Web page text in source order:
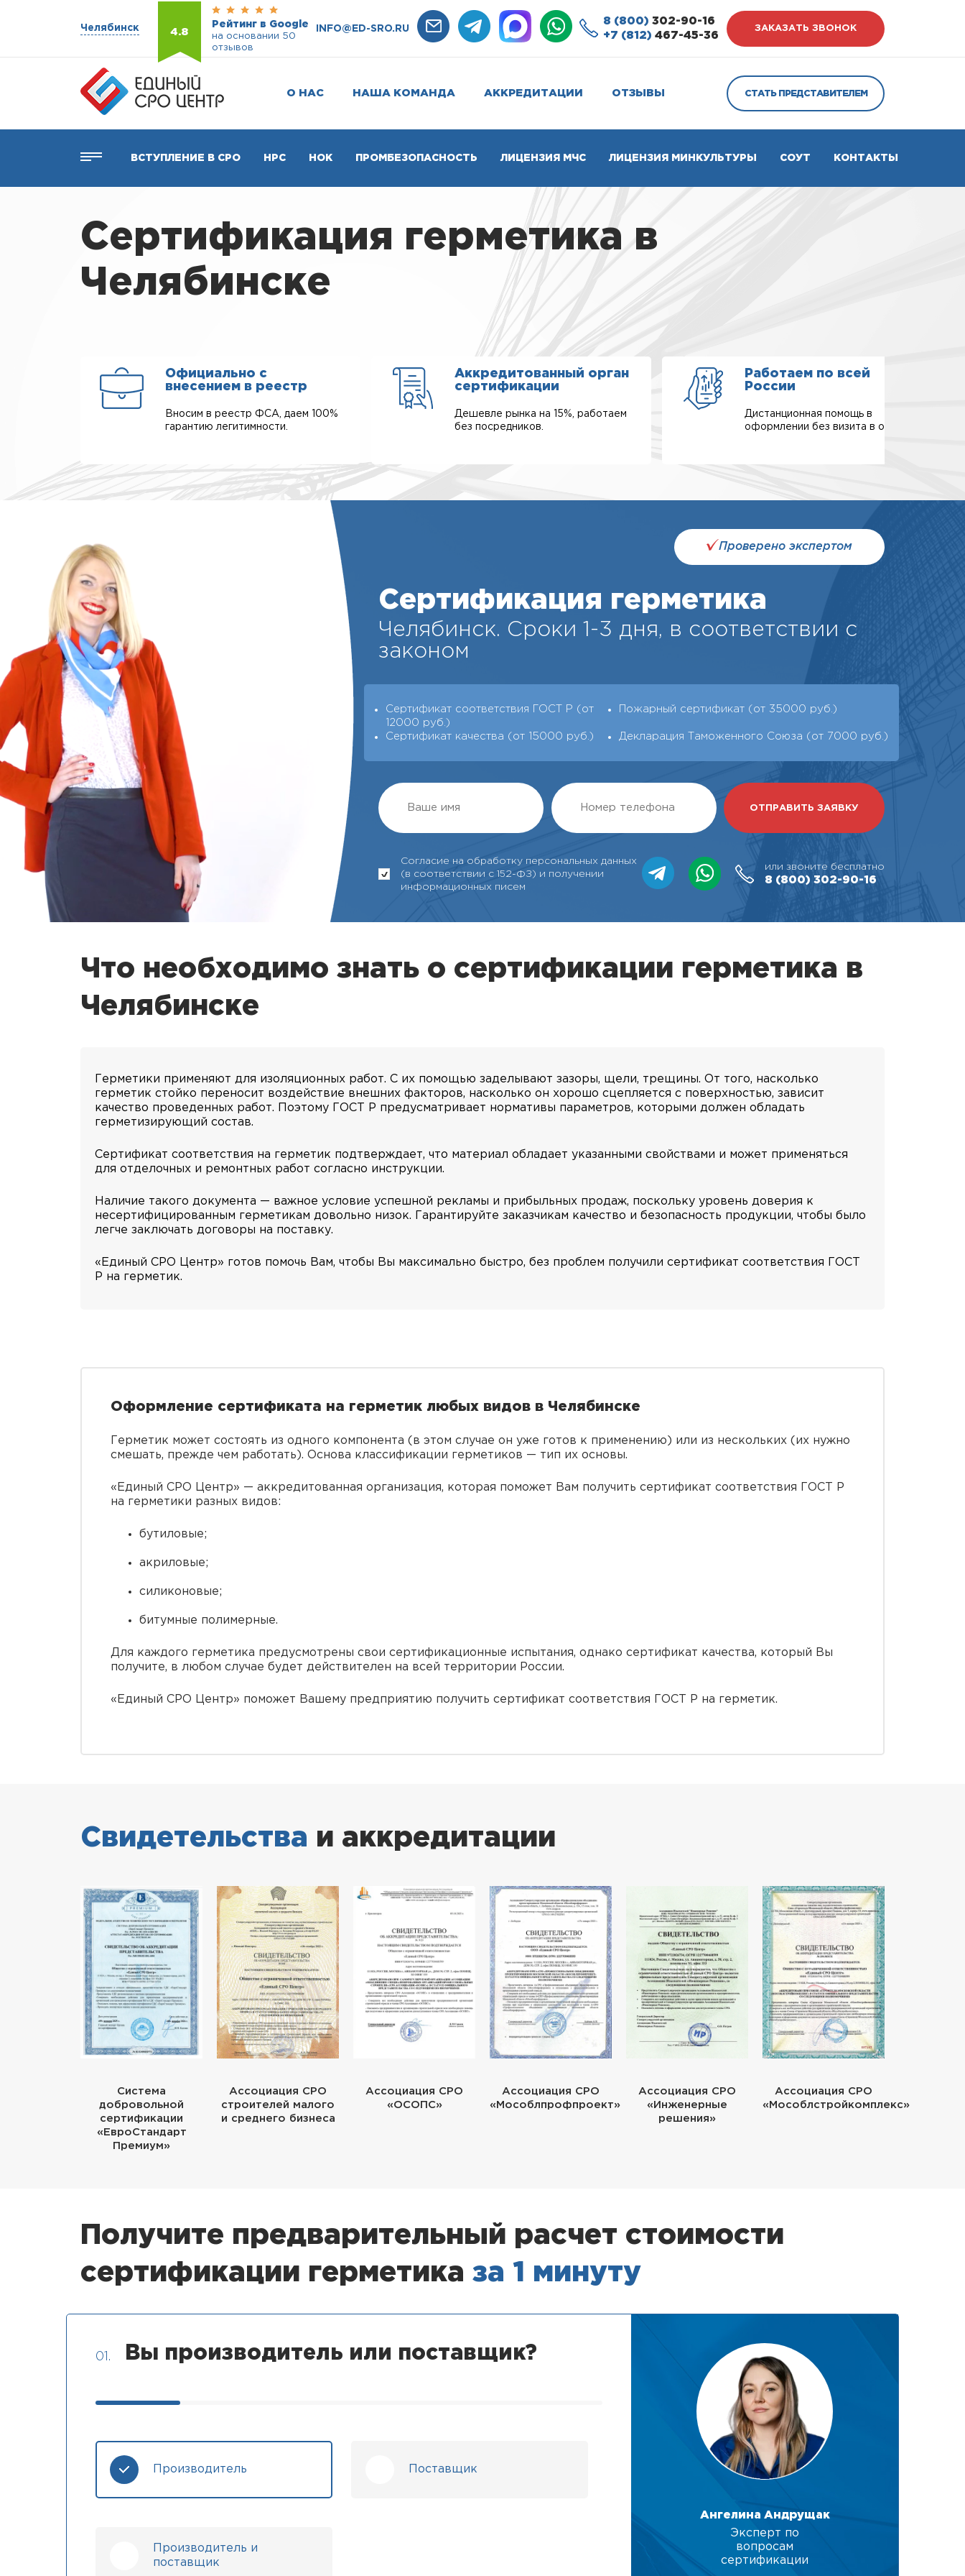
Челябинск 4.8
Рейтинг в Google
на основании 50
отзывов
INFO@ED-SRO.RU
8 (800) 302-90-16
+7 (812) 467-45-36
ЗАКАЗАТЬ ЗВОНОК
О НАС НАША КОМАНДА АККРЕДИТАЦИИ ОТЗЫВЫ СТАТЬ ПРЕДСТАВИТЕЛЕМ
ВСТУПЛЕНИЕ В СРО НРС НОК ПРОМБЕЗОПАСНОСТЬ ЛИЦЕНЗИЯ МЧС ЛИЦЕНЗИЯ МИНКУЛЬТУРЫ СОУТ КОНТАКТЫ
Сертификация герметика в
Челябинске
Официально с
внесением в реестр
Вносим в реестр ФСА, даем 100%
гарантию легитимности.
Аккредитованный орган
сертификации
Дешевле рынка на 15%, работаем
без посредников.
Работаем по всей
России
Дистанционная помощь в
оформлении без визита в офис.
Проверено экспертом
Сертификация герметика
Челябинск. Cроки 1-3 дня, в соответствии с
законом
Сертификат соответствия ГОСТ Р (от
12000 руб.)
Пожарный сертификат (от 35000 руб.)
Сертификат качества (от 15000 руб.) Декларация Таможенного Союза (от 7000 руб.)
Согласие на обработку персональных данных
(в соответствии с 152-ФЗ) и получении
информационных писем
или звоните бесплатно
8 (800) 302-90-16
Что необходимо знать о сертификации герметика в
Челябинске
Герметики применяют для изоляционных работ. С их помощью заделывают зазоры, щели, трещины. От того, насколько
герметик стойко переносит воздействие внешних факторов, насколько он хорошо сцепляется с поверхностью, зависит
качество проведенных работ. Поэтому ГОСТ Р предусматривает нормативы параметров, которыми должен обладать
герметизирующий состав.
Сертификат соответствия на герметик подтверждает, что материал обладает указанными свойствами и может применяться
для отделочных и ремонтных работ согласно инструкции.
Наличие такого документа — важное условие успешной рекламы и прибыльных продаж, поскольку уровень доверия к
несертифицированным герметикам довольно низок. Гарантируйте заказчикам качество и безопасность продукции, чтобы было
легче заключать договоры на поставку.
«Единый СРО Центр» готов помочь Вам, чтобы Вы максимально быстро, без проблем получили сертификат соответствия ГОСТ
Р на герметик.
Оформление сертификата на герметик любых видов в Челябинске
Герметик может состоять из одного компонента (в этом случае он уже готов к применению) или из нескольких (их нужно
смешать, прежде чем работать). Основа классификации герметиков — тип их основы.
«Единый СРО Центр» — аккредитованная организация, которая поможет Вам получить сертификат соответствия ГОСТ Р
на герметики разных видов:
бутиловые;
акриловые;
силиконовые;
битумные полимерные.
Для каждого герметика предусмотрены свои сертификационные испытания, однако сертификат качества, который Вы
получите, в любом случае будет действителен на всей территории России.
«Единый СРО Центр» поможет Вашему предприятию получить сертификат соответствия ГОСТ Р на герметик.
Свидетельства и аккредитации
Система
добровольной
сертификации
«ЕвроСтандарт
Премиум»
Ассоциация СРО
строителей малого
и среднего бизнеса
Ассоциация СРО
«ОСОПС»
Ассоциация СРО
«Мособлпрофпроект»
Ассоциация СРО
«Инженерные
решения»
Ассоциация СРО
«Мособлстройкомплекс»
Получите предварительный расчет стоимости
сертификации герметика за 1 минуту
01. Вы производитель или поставщик?
Производитель Поставщик
Производитель и
поставщик
Ангелина Андрущак
Эксперт по
вопросам
сертификации